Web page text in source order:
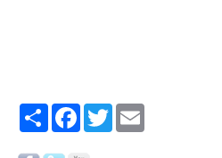
Share FacebookTwitter